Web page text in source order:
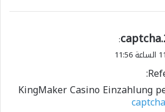
:
KingMaker Casino Einzahlung